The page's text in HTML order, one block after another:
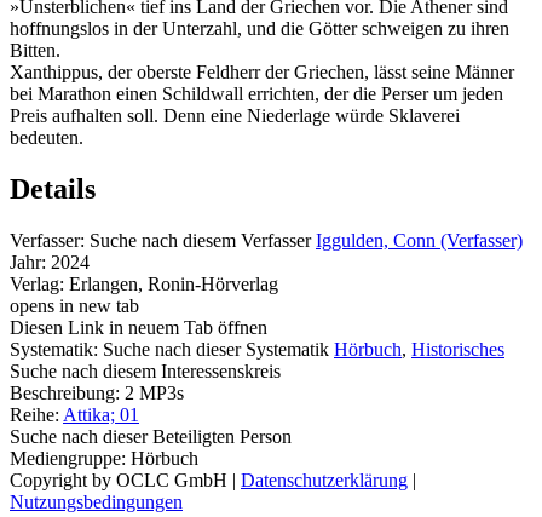
»Unsterblichen« tief ins Land der Griechen vor. Die Athener sind
hoffnungslos in der Unterzahl, und die Götter schweigen zu ihren
Bitten.
Xanthippus, der oberste Feldherr der Griechen, lässt seine Männer
bei Marathon einen Schildwall errichten, der die Perser um jeden
Preis aufhalten soll. Denn eine Niederlage würde Sklaverei
bedeuten.
Details
Verfasser: Suche nach diesem Verfasser Iggulden, Conn (Verfasser)
Jahr: 2024
Verlag: Erlangen, Ronin-Hörverlag
opens in new tab
Diesen Link in neuem Tab öffnen
Systematik: Suche nach dieser Systematik Hörbuch, Historisches
Suche nach diesem Interessenskreis
Beschreibung: 2 MP3s
Reihe: Attika; 01
Suche nach dieser Beteiligten Person
Mediengruppe: Hörbuch
Copyright by OCLC GmbH | Datenschutzerklärung |
Nutzungsbedingungen